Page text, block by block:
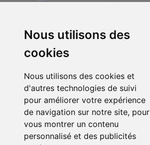
Nous utilisons des
cookies
Nous utilisons des cookies et
d'autres technologies de suivi
pour améliorer votre expérience
de navigation sur notre site, pour
vous montrer un contenu
personnalisé et des publicités
15.00€ 0
D&D - 88286 paladin human male Miniature - Donjons Dragons
12.00€